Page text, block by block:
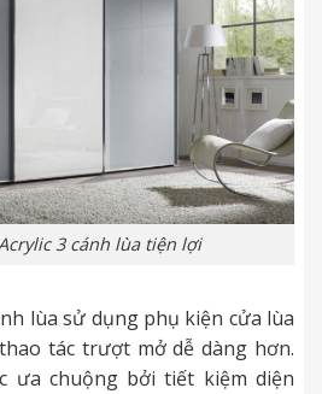
3 cánh lùa tiện lợi
lùa sử dụng phụ kiện cửa lùa
tác trượt mở dễ dàng hơn.
ưa chuộng bởi tiết kiệm diện